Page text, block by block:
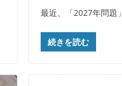
最近、「2027年問題
続きを読む